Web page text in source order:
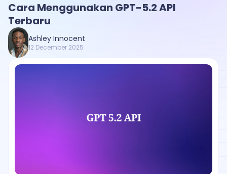
Cara Menggunakan GPT-5.2 API
Terbaru
Ashley Innocent
12 December 2025